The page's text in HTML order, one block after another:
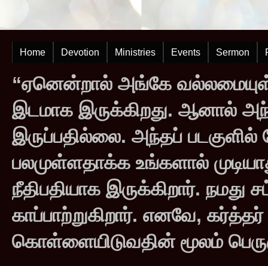
Home Devotion Ministries Events Sermon
“ஏனென்றால் அங்கே
இடமாக இருக்கிறது. ஆனால்
இருப்பதில்லை. அந்தப்
பலமுள்ளதாக்க உங்களால்
நீதிபதியாக இருக்கிறார்.
காப்பாற்றுகிறார். எனவே,
கொள்ளையிடுவதின் மூலம்